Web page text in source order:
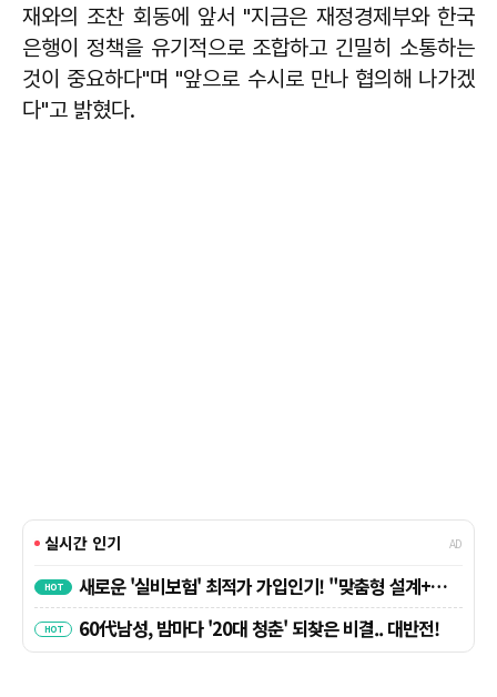
재와의 조찬 회동에 앞서 "지금은 재정경제부와 한국
은행이 정책을 유기적으로 조합하고 긴밀히 소통하는
것이 중요하다"며 "앞으로 수시로 만나 협의해 나가겠
다"고 밝혔다.